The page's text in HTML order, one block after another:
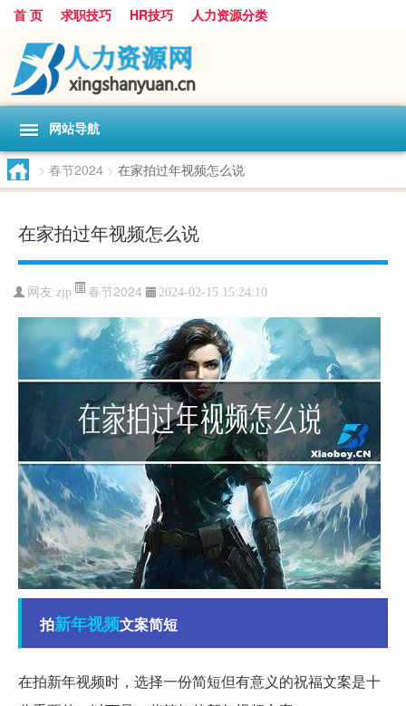
首 页 求职技巧 HR技巧 人力资源分类
网站导航
> 春节2024 > 在家拍过年视频怎么说
在家拍过年视频怎么说
网友:zjp 春节2024 2024-02-15 15:24:10
拍新年视频文案简短
在拍新年视频时，选择一份简短但有意义的祝福文案是十